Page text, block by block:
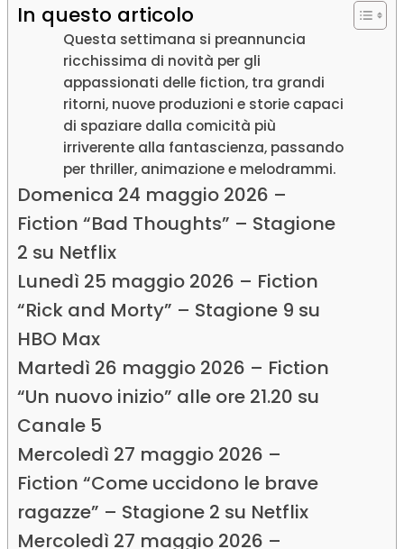
In questo articolo
Questa settimana si preannuncia
ricchissima di novità per gli
appassionati delle fiction, tra grandi
ritorni, nuove produzioni e storie capaci
di spaziare dalla comicità più
irriverente alla fantascienza, passando
per thriller, animazione e melodrammi.
Domenica 24 maggio 2026 –
Fiction “Bad Thoughts” – Stagione
2 su Netflix
Lunedì 25 maggio 2026 – Fiction
“Rick and Morty” – Stagione 9 su
HBO Max
Martedì 26 maggio 2026 – Fiction
“Un nuovo inizio” alle ore 21.20 su
Canale 5
Mercoledì 27 maggio 2026 –
Fiction “Come uccidono le brave
ragazze” – Stagione 2 su Netflix
Mercoledì 27 maggio 2026 –